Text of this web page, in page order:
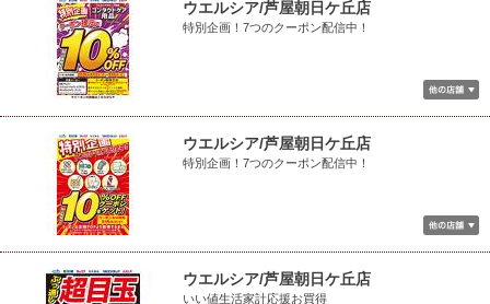
ウエルシア/芦屋朝日ケ丘店
特別企画！7つのクーポン配信中！
ウエルシア/芦屋朝日ケ丘店
特別企画！7つのクーポン配信中！
ウエルシア/芦屋朝日ケ丘店
いい値生活家計応援お買得